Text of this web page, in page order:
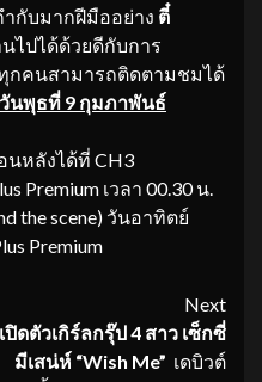
กับมากฝีมืออย่าง ตี๋
ไปได้ด้วยดีกับการ
กคนสามารถติดตามชมได้
วันพุธที่ 9 กุมภาพันธ์
หลังได้ที่ CH3
Premium เวลา 00.30 น.
the scene) วันอาทิตย์
Premium
Next
เปิดตัวเกิร์ลกรุ๊ป 4 สาว เซ็กซี่
มีเสน่ห์ “Wish Me” เดบิวต์